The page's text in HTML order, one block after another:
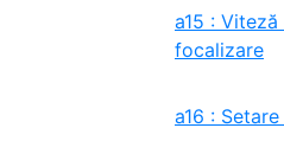
a15 :
focalizare
a16 :